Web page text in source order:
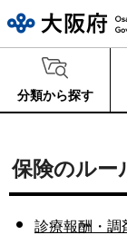
分類から探す
保険のルー
診療報酬・調